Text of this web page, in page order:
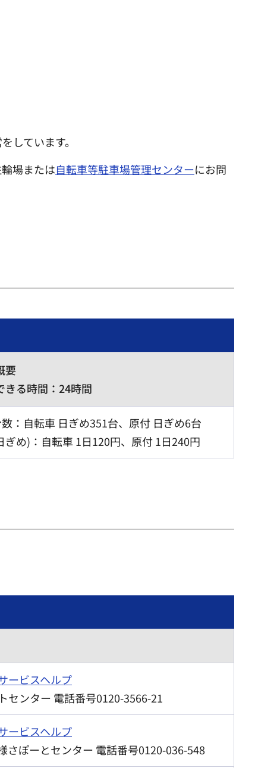
しています。
場または自転車等駐車場管理センターにお問
要
きる時間：24時間
：自転車 日ぎめ351台、原付 日ぎめ6台
ぎめ)：自転車 1日120円、原付 1日240円
ービスヘルプ
センター 電話番号0120-3566-21
ービスヘルプ
さぽーとセンター 電話番号0120-036-548